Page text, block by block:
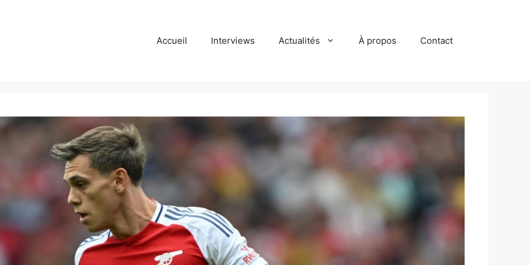
Accueil Interviews Actualités À propos Contact